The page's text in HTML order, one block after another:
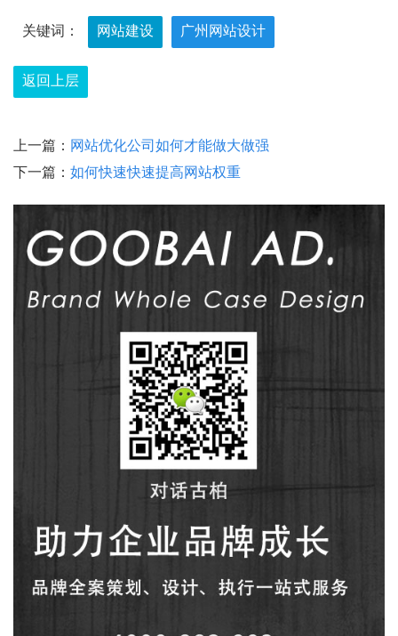
关键词： 网站建设 广州网站设计
返回上层
上一篇： 网站优化公司如何才能做大做强
下一篇： 如何快速快速提高网站权重